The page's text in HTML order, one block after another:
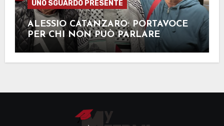
UNO SGUARDO PRESENTE
ALESSIO CATANZARO: PORTAVOCE
PER CHI NON PUÒ PARLARE